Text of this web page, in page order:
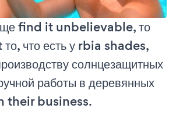
find it unbelievable, то
что есть у rbia shades,
солнцезащитных
работы в деревянных
their business.